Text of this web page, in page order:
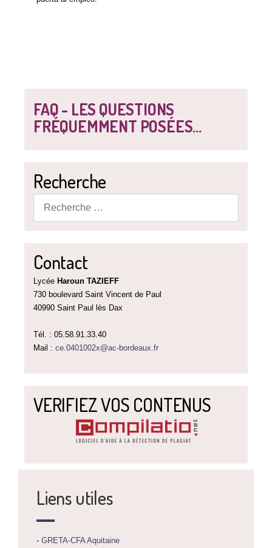
FAQ - LES QUESTIONS
FRÉQUEMMENT POSÉES...
Recherche
Contact
Lycée Haroun TAZIEFF
730 boulevard Saint Vincent de Paul
40990 Saint Paul lès Dax
Tél. : 05.58.91.33.40
Mail : ce.0401002x@ac-bordeaux.fr
VERIFIEZ VOS CONTENUS
Liens utiles
- GRETA-CFA Aquitaine